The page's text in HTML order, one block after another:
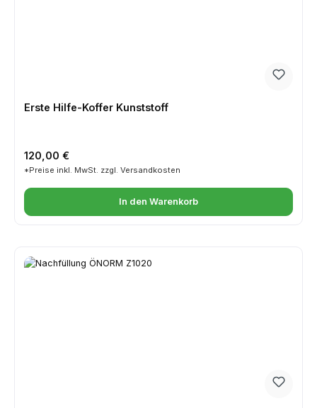
Erste Hilfe-Koffer Kunststoff
Regulärer Preis:
120,00 €
*Preise inkl. MwSt. zzgl. Versandkosten
In den Warenkorb